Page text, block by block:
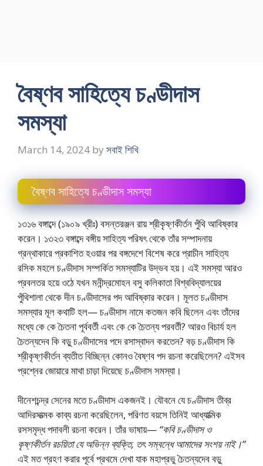
বৈষ্ণব সাহিত্যে চণ্ডীদাস
সমস্যা
March 14, 2024 by সবাই শিখি
বৈষ্ণব সাহিত্যে চণ্ডীদাস সমস্যা
১৩১৬ বঙ্গাব্দে (১৯০৯ খ্রীঃ) বসন্তরঞ্জন রায় শ্রীকৃষ্ণকীর্তন পুঁথি আবিষ্কার
করেন। ১৩২৩ বঙ্গাব্দে বঙ্গীয় সাহিত্য পরিষৎ থেকে তাঁর সম্পাদনায়
গ্রন্থাকারে প্রকাশিত হওয়ার পর বঙ্গদেশে বিশেষ করে প্রাচীন সাহিত্য
রসিক মহলে চণ্ডীদাস সম্পর্কিত সমস্যাটির উদ্ভব হয়। এই সমস্যা আরও
প্রবলতর হয়ে ওঠে যখন মনীন্দ্রমোহন বসু কলিকাতা বিশ্ববিদ্যালয়ের
পুঁথিশালা থেকে দীন চণ্ডীদাসের পদ আবিষ্কার করেন। মূলত চণ্ডীদাস
সমস্যার মূল কথাটি হল— চণ্ডীদাস নামে কতজন কবি ছিলেন এবং তাঁদের
মধ্যে কে কে চৈতনা পূর্ববর্তী এবং কে কে চৈতন্য পরবর্তী? আরও বিচার্য হল
চৈতন্যদেব কি বড়ু চণ্ডীদাসের পদে রসাস্বাদন করতেন? বড় চণ্ডীদাস কি
শ্রীকৃষ্ণকীর্তন ব্যতীত বিচ্ছিন্ন কোনও বৈষ্ণব পদ রচনা করেছিলেন? এইসব
প্রশ্নের জোয়ারে মাথা চাড়া দিয়েছে চণ্ডীদাস সমস্যা।
দীনেশচন্দ্র সেনের মতে চণ্ডীদাস একজনই। যৌবনে যে চণ্ডীদাস তীব্র
আদিরসাত্মক কাব্য রচনা করেছিলেন, পরিণত বয়সে তিনিই আধ্যাত্মিক
রসসমৃদ্ধ পদাবলী রচনা করেন। তাঁর ভাষায়— “কবি চণ্ডীদাস ও
কৃষ্ণকীর্তন রচয়িতা যে অভিন্ন ব্যক্তি, তৎ সম্বন্ধে আমাদের সংশয় নাই।”
এই মত গ্রহণ করার পূর্বে প্রথমে দেখা যাক মহাপ্রভু চৈতন্যদেব বড়ু